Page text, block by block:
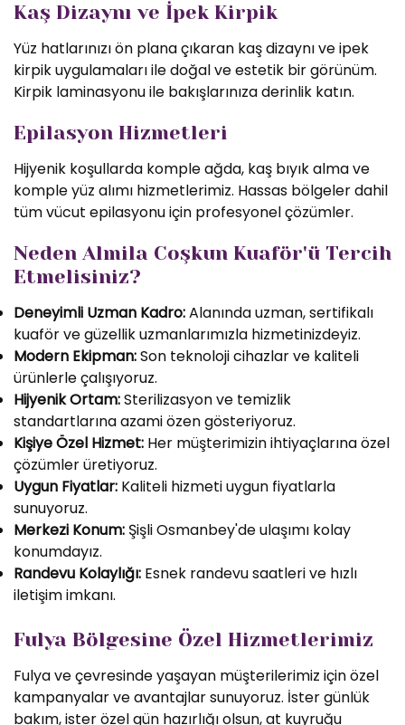
Kaş Dizaynı ve İpek Kirpik
Yüz hatlarınızı ön plana çıkaran kaş dizaynı ve ipek
kirpik uygulamaları ile doğal ve estetik bir görünüm.
Kirpik laminasyonu ile bakışlarınıza derinlik katın.
Epilasyon Hizmetleri
Hijyenik koşullarda komple ağda, kaş bıyık alma ve
komple yüz alımı hizmetlerimiz. Hassas bölgeler dahil
tüm vücut epilasyonu için profesyonel çözümler.
Neden Almila Coşkun Kuaför'ü Tercih
Etmelisiniz?
Deneyimli Uzman Kadro:Alanında uzman, sertifikalı
kuaför ve güzellik uzmanlarımızla hizmetinizdeyiz.
Modern Ekipman:Son teknoloji cihazlar ve kaliteli
ürünlerle çalışıyoruz.
Hijyenik Ortam:Sterilizasyon ve temizlik
standartlarına azami özen gösteriyoruz.
Kişiye Özel Hizmet: Her müşterimizin ihtiyaçlarına özel
çözümler üretiyoruz.
Uygun Fiyatlar: Kaliteli hizmeti uygun fiyatlarla
sunuyoruz.
Merkezi Konum: Şişli Osmanbey'de ulaşımı kolay
konumdayız.
Randevu Kolaylığı: Esnek randevu saatleri ve hızlı
iletişim imkanı.
Fulya Bölgesine Özel Hizmetlerimiz
Fulya ve çevresinde yaşayan müşterilerimiz için özel
kampanyalar ve avantajlar sunuyoruz. İster günlük
bakım, ister özel gün hazırlığı olsun, at kuyruğu